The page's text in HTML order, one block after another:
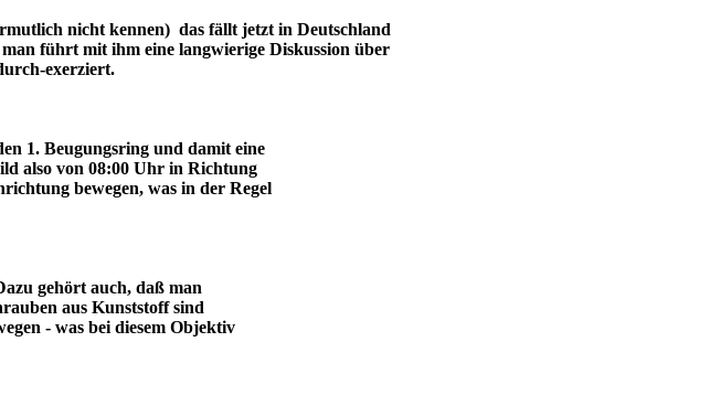
nicht kennen) das fällt jetzt in Deutschland
führt mit ihm eine langwierige Diskussion über
durch-exerziert.
1. Beugungsring und damit eine
also von 08:00 Uhr in Richtung
bewegen, was in der Regel
gehört auch, daß man
aus Kunststoff sind
- was bei diesem Objektiv